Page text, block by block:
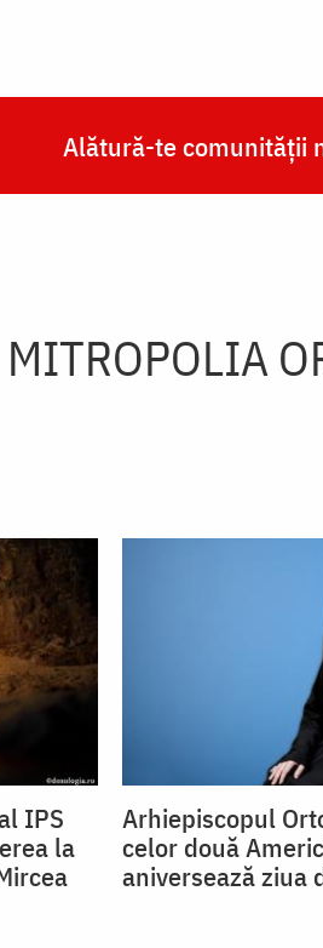
Alătură-te comunității
MITROPOLIA
IPS
la
Arhiepiscopul
celor două
aniversează ziua